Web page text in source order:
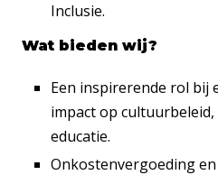
Inclusie.
Wat bieden wij?
Een inspirerende rol bij
impact op
educatie.
Onkostenvergoeding